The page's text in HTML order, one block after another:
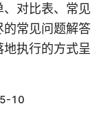
对比表、常见
常见问题解答
执行的方式呈
10